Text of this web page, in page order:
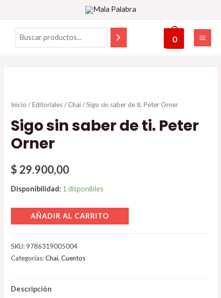
0
Inicio /Editoriales/ Chai/ Sigo sin saber de ti. Peter Orner
Sigo sin saber de ti. Peter
Orner
$ 29.900,00
Disponibilidad: 1 disponibles
AÑADIR AL CARRITO
SKU:9786319005004
Categorías:Chai,Cuentos
Descripción